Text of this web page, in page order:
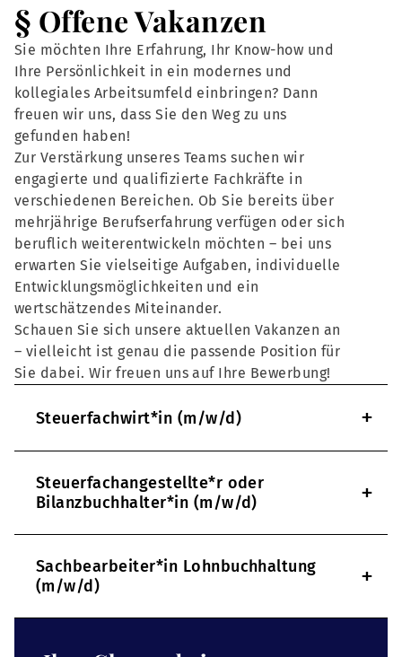
§ Offene Vakanzen
Sie möchten Ihre Erfahrung, Ihr Know-how und
Ihre Persönlichkeit in ein modernes und
kollegiales Arbeitsumfeld einbringen? Dann
freuen wir uns, dass Sie den Weg zu uns
gefunden haben!
Zur Verstärkung unseres Teams suchen wir
engagierte und qualifizierte Fachkräfte in
verschiedenen Bereichen. Ob Sie bereits über
mehrjährige Berufserfahrung verfügen oder sich
beruflich weiterentwickeln möchten – bei uns
erwarten Sie vielseitige Aufgaben, individuelle
Entwicklungsmöglichkeiten und ein
wertschätzendes Miteinander.
Schauen Sie sich unsere aktuellen Vakanzen an
– vielleicht ist genau die passende Position für
Sie dabei. Wir freuen uns auf Ihre Bewerbung!
Steuerfachwirt*in (m/w/d) +
Steuerfachangestellte*r oder
Bilanzbuchhalter*in (m/w/d)
+
Sachbearbeiter*in Lohnbuchhaltung
(m/w/d)
+